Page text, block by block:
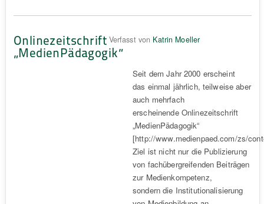
Onlinezeitschrift
„MedienPädagogik“
Verfasst von Katrin Moeller
Seit dem Jahr 2000 erscheint
das einmal jährlich, teilweise aber
auch mehrfach
erscheinende Onlinezeitschrift
„MedienPädagogik“
[http://www.medienpaed.com/zs/
Ziel ist nicht nur die Publizierung
von fachübergreifenden Beiträgen
zur Medienkompetenz,
sondern die Institutionalisierung